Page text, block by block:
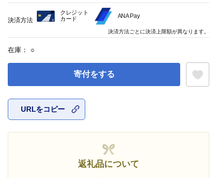
在庫： ○
寄付をする
URLをコピー
返礼品について
決済方法
クレジット
カード
ANA Pay
決済方法ごとに決済上限額が異なります。